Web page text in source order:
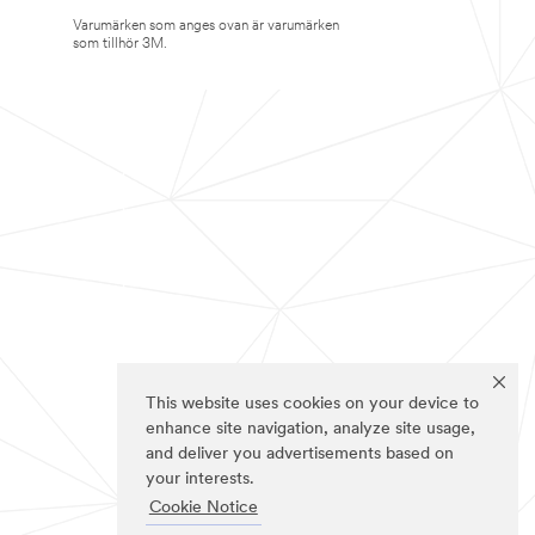
This website uses cookies on your device to
enhance site navigation, analyze site usage,
and deliver you advertisements based on
your interests.
Cookie Notice
Varumärken som anges ovan är varumärken
som tillhör 3M.